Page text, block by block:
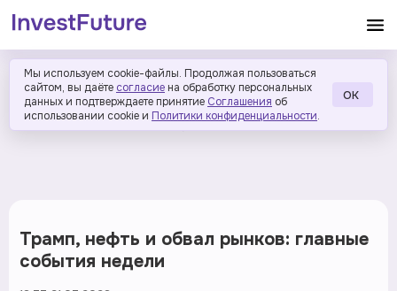
Мы используем cookie-файлы. Продолжая пользоваться
сайтом, вы даёте согласие на обработку персональных
данных и подтверждаете принятие Соглашения об
использовании cookie и Политики конфиденциальности.
ОК
Трамп, нефть и обвал рынков: главные
события недели